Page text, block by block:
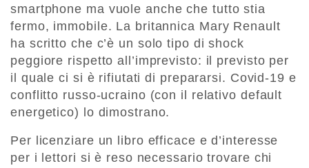
smartphone ma vuole anche che tutto stia
fermo, immobile. La britannica Mary Renault
ha scritto che c’è un solo tipo di shock
peggiore rispetto all’imprevisto: il previsto per
il quale ci si è rifiutati di prepararsi. Covid-19 e
conflitto russo-ucraino (con il relativo default
energetico) lo dimostrano.
Per licenziare un libro efficace e d’interesse
per i lettori si è reso necessario trovare chi